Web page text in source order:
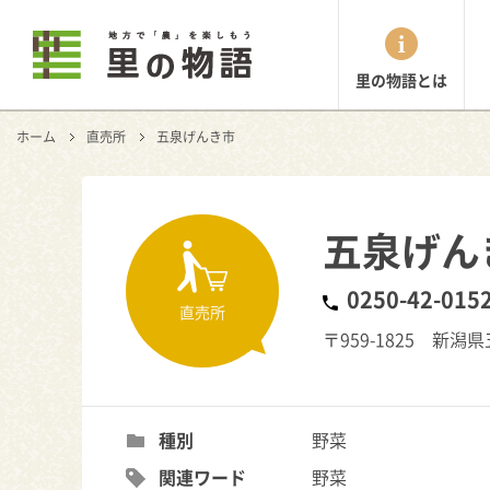
里の物語とは
ホーム 直売所 五泉げんき市
直売所
五泉げ
0250-42-
〒959-1825 新潟
種別
野菜
関連ワード
野菜